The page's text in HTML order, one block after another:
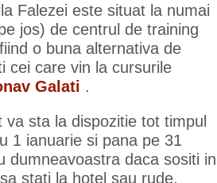
Falezei este situat la numai
jos) de centrul de training
o buna alternativa de
cei care vin la cursurile
Galati .
va sta la dispozitie tot timpul
1 ianuarie si pana pe 31
dumneavoastra daca sositi in
stati la hotel sau rude,